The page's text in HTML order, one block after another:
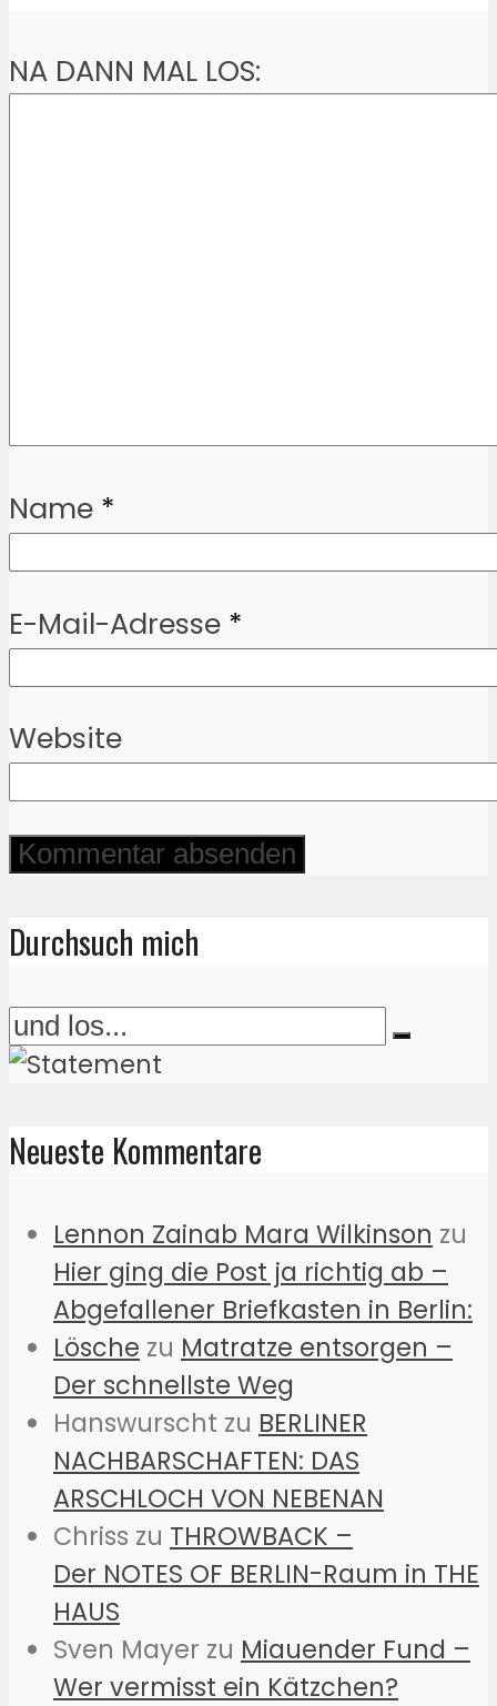
NA DANN MAL LOS:
Name *
E-Mail-Adresse *
Website
Durchsuch mich
Neueste Kommentare
Lennon Zainab Mara Wilkinson zu
Hier ging die Post ja richtig ab –
Abgefallener Briefkasten in Berlin:
Lösche zu Matratze entsorgen –
Der schnellste Weg
Hanswurscht zu BERLINER
NACHBARSCHAFTEN: DAS
ARSCHLOCH VON NEBENAN
Chriss zu THROWBACK –
Der NOTES OF BERLIN-Raum in THE
HAUS
Sven Mayer zu Miauender Fund –
Wer vermisst ein Kätzchen?